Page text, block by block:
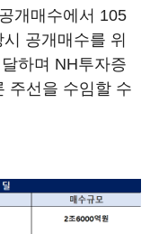
개매수에서 105
공개매수를 위
하며 NH투자증
주선을 수임할 수